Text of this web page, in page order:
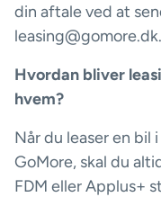
din aftale ved at
leasing@gomore.dk.
Hvordan bliver
hvem?
Når du leaser en bil
GoMore, skal du
FDM eller Applus+